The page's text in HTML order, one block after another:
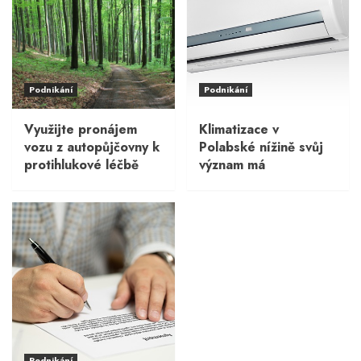
Podnikání
Využijte pronájem
vozu z autopůjčovny k
protihlukové léčbě
Podnikání
Klimatizace v
Polabské nížině svůj
význam má